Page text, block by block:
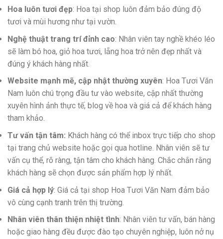
Hoa luôn tươi đẹp: Hoa tại shop luôn đảm bảo đúng độ
tươi và mùi hương như tại vườn.
Nghệ thuật trang trí đỉnh cao: Nhân viên tay nghề khéo léo
sẽ làm bó hoa, giỏ hoa tươi, lẵng hoa trở nên đẹp nhất và
đúng ý khách hàng nhất.
Website mạnh mẽ, cập nhật thường xuyên: Hoa Tươi Văn
Nam luôn chú trọng đầu tư vào website, cập nhất thường
xuyên hình ảnh thực tế, blog về hoa và giá cả để khách hàng
tham khảo.
Tư vấn tận tâm: Khách hàng có thể inbox trực tiếp cho shop
tại trang chủ website hoặc gọi qua hotline. Nhân viên sẽ tư
vấn cụ thể, rõ ràng, tận tâm cho khách hàng. Chắc chắn rằng
khách hàng sẽ chọn được sản phẩm hợp lý nhất.
Giá cả hợp lý: Giá cả tại shop Hoa Tươi Văn Nam đảm bảo
vô cùng cạnh tranh trên thị trường.
Nhân viên thân thiện nhiệt tình: Nhân viên tư vấn, bán hàng
hoặc giao hàng đều được đào tạo chuyên nghiệp, luôn nở nụ